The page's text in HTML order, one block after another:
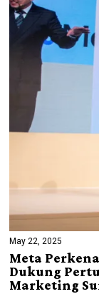
May 22, 2025
Meta
Dukung
Marketing